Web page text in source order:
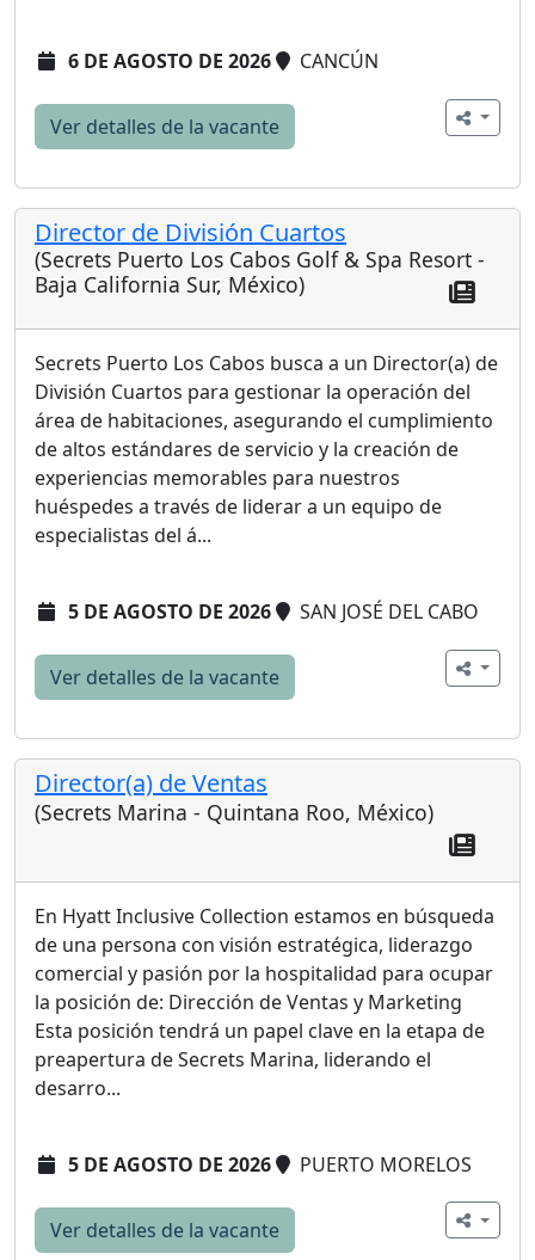
6 DE AGOSTO DE 2026 CANCÚN
Ver detalles de la vacante
Director de División Cuartos
(Secrets Puerto Los Cabos Golf & Spa Resort -
Baja California Sur, México)
Secrets Puerto Los Cabos busca a un Director(a) de
División Cuartos para gestionar la operación del
área de habitaciones, asegurando el cumplimiento
de altos estándares de servicio y la creación de
experiencias memorables para nuestros
huéspedes a través de liderar a un equipo de
especialistas del á...
5 DE AGOSTO DE 2026 SAN JOSÉ DEL CABO
Ver detalles de la vacante
Director(a) de Ventas
(Secrets Marina - Quintana Roo, México)
En Hyatt Inclusive Collection estamos en búsqueda
de una persona con visión estratégica, liderazgo
comercial y pasión por la hospitalidad para ocupar
la posición de: Dirección de Ventas y Marketing
Esta posición tendrá un papel clave en la etapa de
preapertura de Secrets Marina, liderando el
desarro...
5 DE AGOSTO DE 2026 PUERTO MORELOS
Ver detalles de la vacante